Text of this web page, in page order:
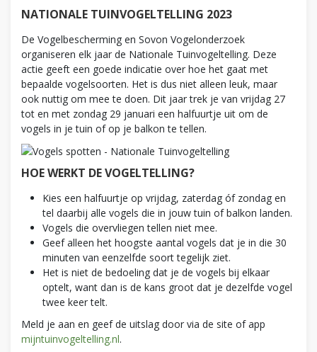
NATIONALE TUINVOGELTELLING 2023
De Vogelbescherming en Sovon Vogelonderzoek
organiseren elk jaar de Nationale Tuinvogeltelling. Deze
actie geeft een goede indicatie over hoe het gaat met
bepaalde vogelsoorten. Het is dus niet alleen leuk, maar
ook nuttig om mee te doen. Dit jaar trek je van vrijdag 27
tot en met zondag 29 januari een halfuurtje uit om de
vogels in je tuin of op je balkon te tellen.
HOE WERKT DE VOGELTELLING?
Kies een halfuurtje op vrijdag, zaterdag óf zondag en
tel daarbij alle vogels die in jouw tuin of balkon landen.
Vogels die overvliegen tellen niet mee.
Geef alleen het hoogste aantal vogels dat je in die 30
minuten van eenzelfde soort tegelijk ziet.
Het is niet de bedoeling dat je de vogels bij elkaar
optelt, want dan is de kans groot dat je dezelfde vogel
twee keer telt.
Meld je aan en geef de uitslag door via de site of app
mijntuinvogeltelling.nl.